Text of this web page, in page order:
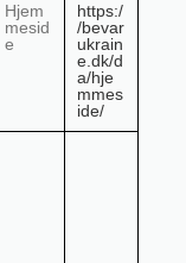
Hjem
mesid
e
https:/
/bevar
ukrain
e.dk/d
a/hje
mmes
ide/